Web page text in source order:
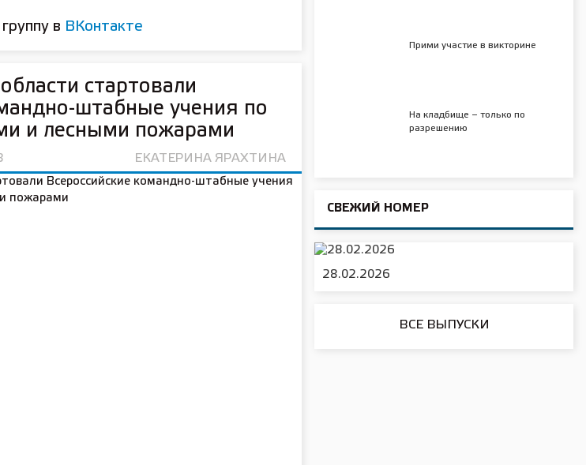
в ВКонтакте
стартовали
штабные учения по
и лесными пожарами
ЕКАТЕРИНА ЯРАХТИНА
Прими участие в викторине
На кладбище – только по
разрешению
СВЕЖИЙ НОМЕР
28.02.2026
ВСЕ ВЫПУСКИ